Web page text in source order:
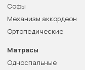
Софы
Механизм аккордеон
Ортопедические
Матрасы
Односпальные